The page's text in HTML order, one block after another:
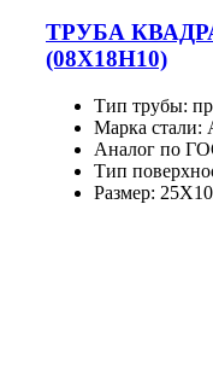
ТРУБА
(08Х18Н10)
Тип трубы:
Марка стали:
Аналог по
Тип
Размер: